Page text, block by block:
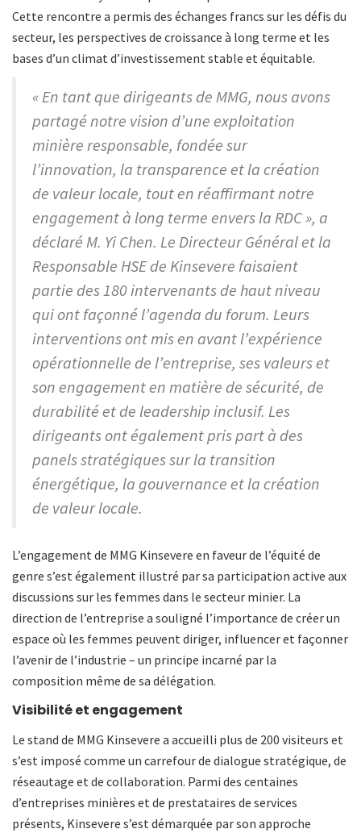
Cette rencontre a permis des échanges francs sur les défis du
secteur, les perspectives de croissance à long terme et les
bases d’un climat d’investissement stable et équitable.
« En tant que dirigeants de MMG, nous avons
partagé notre vision d’une exploitation
minière responsable, fondée sur
l’innovation, la transparence et la création
de valeur locale, tout en réaffirmant notre
engagement à long terme envers la RDC », a
déclaré M. Yi Chen. Le Directeur Général et la
Responsable HSE de Kinsevere faisaient
partie des 180 intervenants de haut niveau
qui ont façonné l’agenda du forum. Leurs
interventions ont mis en avant l’expérience
opérationnelle de l’entreprise, ses valeurs et
son engagement en matière de sécurité, de
durabilité et de leadership inclusif. Les
dirigeants ont également pris part à des
panels stratégiques sur la transition
énergétique, la gouvernance et la création
de valeur locale.
L’engagement de MMG Kinsevere en faveur de l’équité de
genre s’est également illustré par sa participation active aux
discussions sur les femmes dans le secteur minier. La
direction de l’entreprise a souligné l’importance de créer un
espace où les femmes peuvent diriger, influencer et façonner
l’avenir de l’industrie – un principe incarné par la
composition même de sa délégation.
Visibilité et engagement
Le stand de MMG Kinsevere a accueilli plus de 200 visiteurs et
s’est imposé comme un carrefour de dialogue stratégique, de
réseautage et de collaboration. Parmi des centaines
d’entreprises minières et de prestataires de services
présents, Kinsevere s’est démarquée par son approche